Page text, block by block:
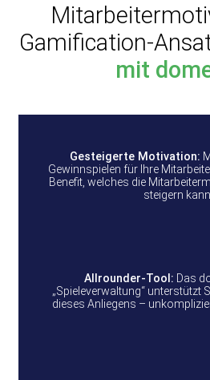
Gamification-
mit
Gesteigerte Motivation:
Gewinnspielen für Ihre
Benefit, welches die
steigern kann..
Allrounder-Tool: Das
„Spieleverwaltung“ unterstützt
dieses Anliegens –